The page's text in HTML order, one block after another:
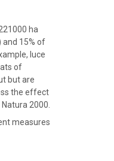
ha
15% of
luce
of
but are
the effect
2000.
measures